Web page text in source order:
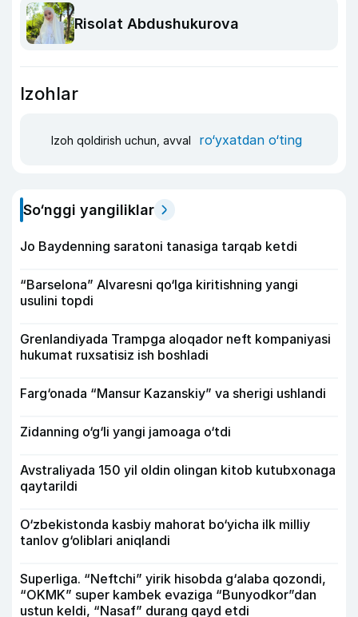
Risolat Abdushukurova
Izohlar
Izoh qoldirish uchun, avval ro‘yxatdan o‘ting
So‘nggi yangiliklar
Jo Baydenning saratoni tanasiga tarqab ketdi
“Barselona” Alvaresni qo‘lga kiritishning yangi
usulini topdi
Grenlandiyada Trampga aloqador neft kompaniyasi
hukumat ruxsatisiz ish boshladi
Farg‘onada “Mansur Kazanskiy” va sherigi ushlandi
Zidanning o‘g‘li yangi jamoaga o‘tdi
Avstraliyada 150 yil oldin olingan kitob kutubxonaga
qaytarildi
O‘zbekistonda kasbiy mahorat bo‘yicha ilk milliy
tanlov g‘oliblari aniqlandi
Superliga. “Neftchi” yirik hisobda g‘alaba qozondi,
“OKMK” super kambek evaziga “Bunyodkor”dan
ustun keldi, “Nasaf” durang qayd etdi